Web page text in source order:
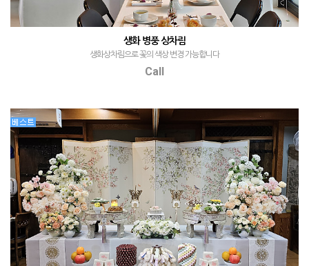
생화 병풍 상차림
생화상차림으로 꽃의 색상 변경 가능합니다
Call